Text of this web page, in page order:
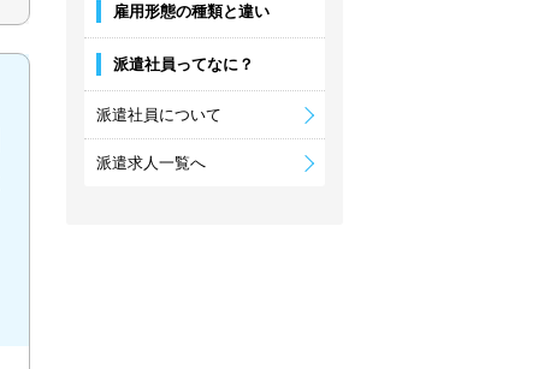
雇用形態の種類と違い
派遣社員ってなに？
派遣社員について
派遣求人一覧へ